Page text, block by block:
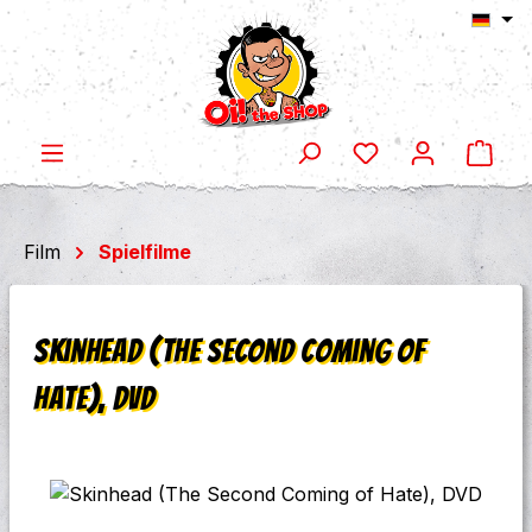
Zum Hauptinhalt springen
Film Spielfilme
Skinhead (The Second Coming of
Hate), DVD
Bildergalerie überspringen